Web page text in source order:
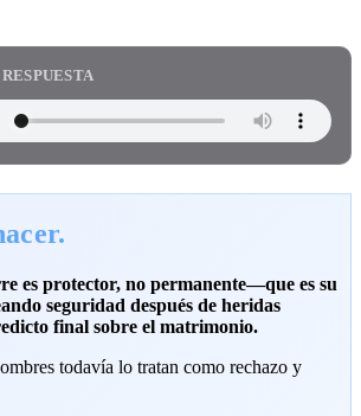
es protector, no permanente—que es su
seguridad después de heridas
final sobre el matrimonio.
todavía lo tratan como rechazo y